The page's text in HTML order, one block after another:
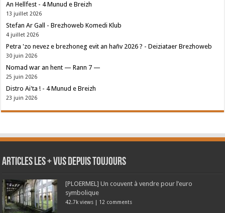
An Hellfest - 4 Munud e Breizh
13 juillet 2026
Stefan Ar Gall - Brezhoweb Komedi Klub
4 juillet 2026
Petra 'zo nevez e brezhoneg evit an hañv 2026 ? - Deiziataer Brezhoweb
30 juin 2026
Nomad war an hent — Rann 7 —
25 juin 2026
Distro Ai'ta ! - 4 Munud e Breizh
23 juin 2026
Articles les + vus depuis toujours
[PLOERMEL] Un couvent à vendre pour l’euro
symbolique
42.7k views | 12 comments